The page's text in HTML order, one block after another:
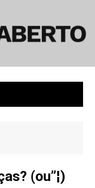
(ou”¦)